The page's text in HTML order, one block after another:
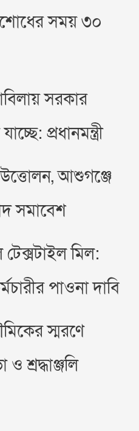
সময় ৩০
সরকার
প্রধানমন্ত্রী
আশুগঞ্জে
সমাবেশ
টেক্সটাইল মিল:
পাওনা দাবি
স্মরণে
শ্রদ্ধাঞ্জলি